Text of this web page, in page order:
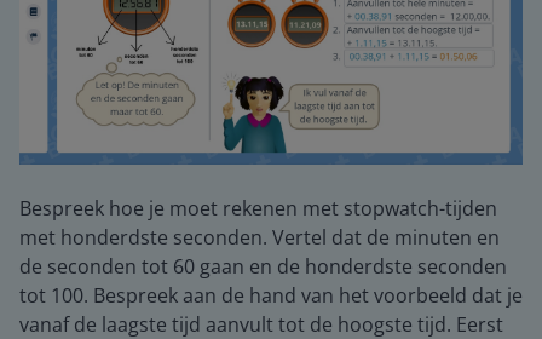
Bespreek hoe je moet rekenen met stopwatch-tijden
met honderdste seconden. Vertel dat de minuten en
de seconden tot 60 gaan en de honderdste seconden
tot 100. Bespreek aan de hand van het voorbeeld dat je
vanaf de laagste tijd aanvult tot de hoogste tijd. Eerst